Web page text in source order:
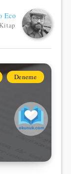
Eco
Deneme